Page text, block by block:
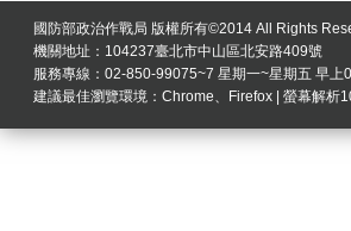
國防部政治作戰局 版權所有©2014 All Rights
機關地址：104237臺北市中山區北安路409號
服務專線：02-850-99075~7 星期一~星期五 早上
建議最佳瀏覽環境：Chrome、Firefox | 螢幕解析